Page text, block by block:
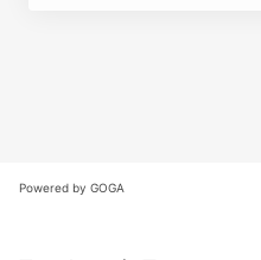
Powered by GOGA